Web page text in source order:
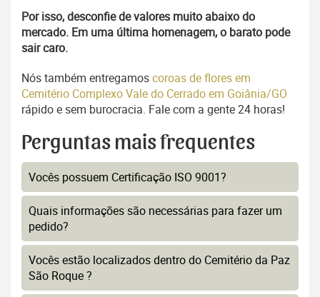
Por isso, desconfie de valores muito abaixo do
mercado. Em uma última homenagem, o barato pode
sair caro.
Nós também entregamoscoroas de flores em
Cemitério Complexo Vale do Cerrado em Goiânia/GO
rápido e sem burocracia. Fale com a gente 24 horas!
Perguntas mais frequentes
Vocês possuem Certificação ISO 9001?
Quais informações são necessárias para fazer um
pedido?
Vocês estão localizados dentro do Cemitério da Paz
São Roque ?